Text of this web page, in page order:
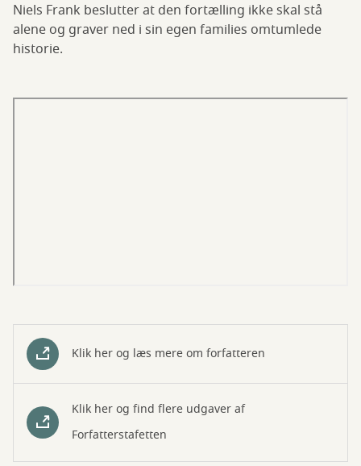
Niels Frank beslutter at den fortælling ikke skal stå
alene og graver ned i sin egen families omtumlede
historie.
Klik her og læs mere om forfatteren
Klik her og find flere udgaver af
Forfatterstafetten